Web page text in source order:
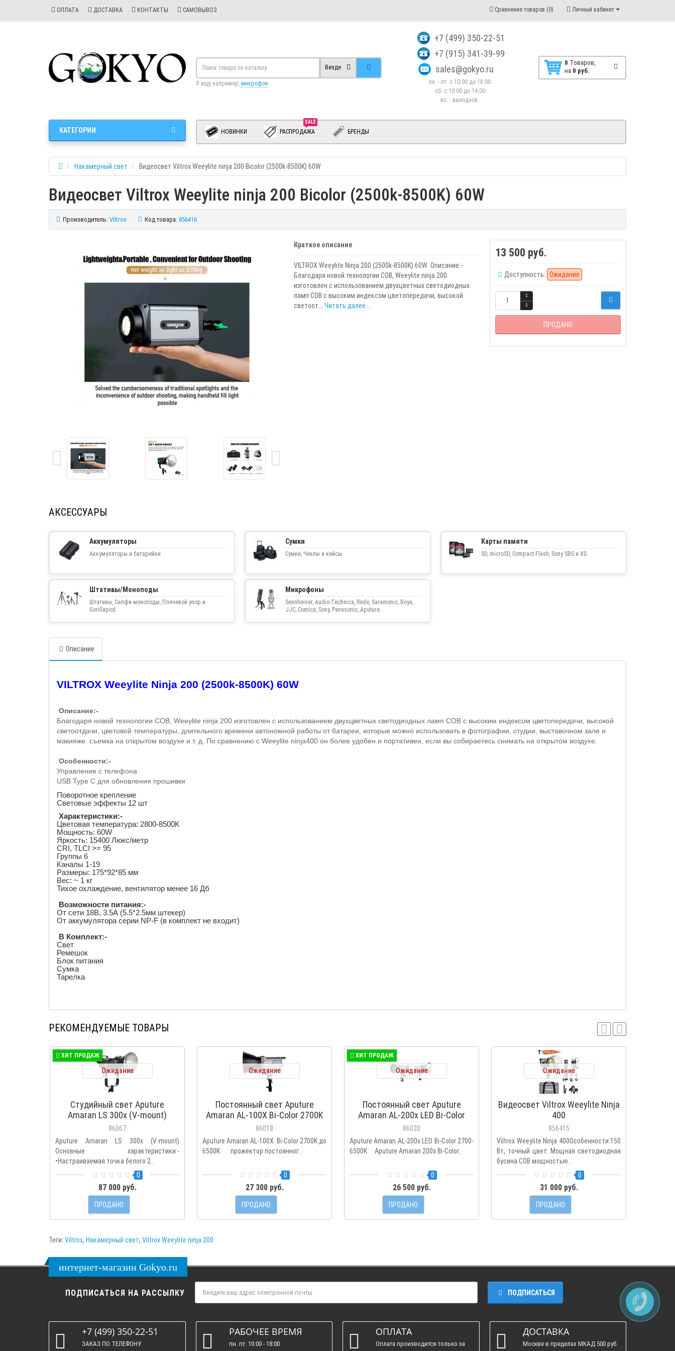
ОПЛАТА ДОСТАВКА КОНТАКТЫ САМОВЫВОЗ Личный кабинет
Сравнение товаров (0)
+7 (499) 350-22-51
+7 (915) 341-39-99
sales@gokyo.ru
пн. - пт. с 10:00 до 18:00
сб. c 10:00 до 14:00
вс. : выходной.
0 Tоваров,
на 0 руб.
Везде
Я ищу, например, микрофон
НОВИНКИ
SALE
РАСПРОДАЖА БРЕНДЫ
КАТЕГОРИИ
Накамерный свет Видеосвет Viltrox Weeylite ninja 200 Bicolor (2500k-8500K) 60W
Видеосвет Viltrox Weeylite ninja 200 Bicolor (2500k-8500K) 60W
Производитель: Viltrox Код товара: 856416
Краткое описание
VILTROX Weeylite Ninja 200 (2500k-8500K) 60W Описание:-
Благодаря новой технологии COB, Weeylite ninja 200
изготовлен с использованием двухцветных светодиодных
ламп COB с высоким индексом цветопередачи, высокой
светоот... Читать далее...
13 500 руб.
Доступность: Ожидание
ПРОДАНО
АКСЕССУАРЫ
Аккумуляторы
Аккумуляторы и батарейки
Сумки
Сумки, Чехлы и кейсы
Карты памяти
SD, microSD, Compact Flash, Sony SBS и XD.
Штативы/Моноподы
Штативы, Селфи моноподы, Плечевой упор и
Gorillapod
Микрофоны
Sennheiser, Audio-Technica, Rode, Saramonic, Boya,
JJC, Comica, Sony, Panasonic, Aputure.
Описание
VILTROX Weeylite Ninja 200 (2500k-8500K) 60W
Описание:-
Благодаря новой технологии COB Weeylite ninja 200 изготовлен с использованием двухцветных светодиодных ламп COB с высоким индексом цветопередачи, высокой
светоотдачи, цветовой температуры, длительного времени автономной работы от батареи, которые можно использовать в фотографии, студии, выставочном зале и
макияже. съемка на открытом воздухе и т. д. По сравнению с Weeylite ninja400 он более удобен и портативен, если вы собираетесь снимать на открытом воздухе.
Особенности:-
Управление с телефона
USB Type C для обновления прошивки
Поворотное крепление
Световые эффекты 12 шт
Характеристики:-
Цветовая температура: 2800-8500К
Мощность: 60W
Яркость: 15400 Люкс/метр
CRI, TLCI >= 95
Группы 6
Каналы 1-19
Размеры: 175*92*85 мм
Вес: ~ 1 кг
Тихое охлаждение, вентилятор менее 16 Дб
Возможности питания:-
От сети 18В, 3.5А (5.5*2.5мм штекер)
От аккумулятора серии NP-F (в комплект не входит)
В Комплект:-
Свет
Ремешок
Блок питания
Сумка
Тарелка
РЕКОМЕНДУЕМЫЕ ТОВАРЫ
ХИТ ПРОДАЖ
Ожидание
Студийный свет Aputure
Amaran LS 300x (V-mount)
86067
Aputure Amaran LS 300x (V-mount)
Основные характеристики:-
•Настраиваемая точка белого 2..
0
87 000 руб.
ПРОДАНО
Ожидание
Постоянный свет Aputure
Amaran AL-100X Bi-Color 2700K
до 6500K
86018
Aputure Amaran AL-100X Bi-Color 2700K до
6500K. прожектор постоянног..
0
27 300 руб.
ПРОДАНО
ХИТ ПРОДАЖ
Ожидание
Постоянный свет Aputure
Amaran AL-200x LED Bi-Color
2700-6500K
86020
Aputure Amaran AL-200x LED Bi-Color 2700-
6500K Aputure Amaran 200х Bi-Color..
0
26 500 руб.
ПРОДАНО
Ожидание
Видеосвет Viltrox Weeylite Ninja
400
856415
Viltrox Weeylite Ninja 400Особенности:150
Вт, точный цвет: Мощная светодиодная
бусина COB мощностью..
0
31 000 руб.
ПРОДАНО
Теги: Viltrox, Накамерный свет, Viltrox Weeylite ninja 200
интернет-магазин Gokyo.ru
ПОДПИСАТЬСЯ НА РАССЫЛКУ ПОДПИСАТЬСЯ
+7 (499) 350-22-51
ЗАКАЗ ПО ТЕЛЕФОНУ
РАБОЧЕЕ ВРЕМЯ
пн. пт. 10:00 - 18:00
ОПЛАТА
Оплата производится только за
ДОСТАВКА
Москве в пределах МКАД 500 руб.